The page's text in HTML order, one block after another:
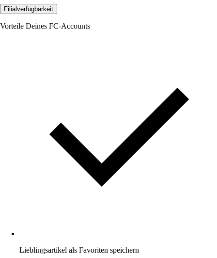
Filialverfügbarkeit
Vorteile Deines FC-Accounts
Lieblingsartikel als Favoriten speichern